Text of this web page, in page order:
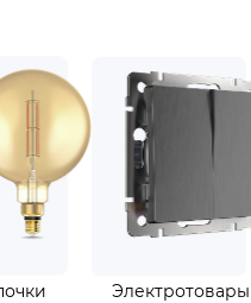
Трековые системы